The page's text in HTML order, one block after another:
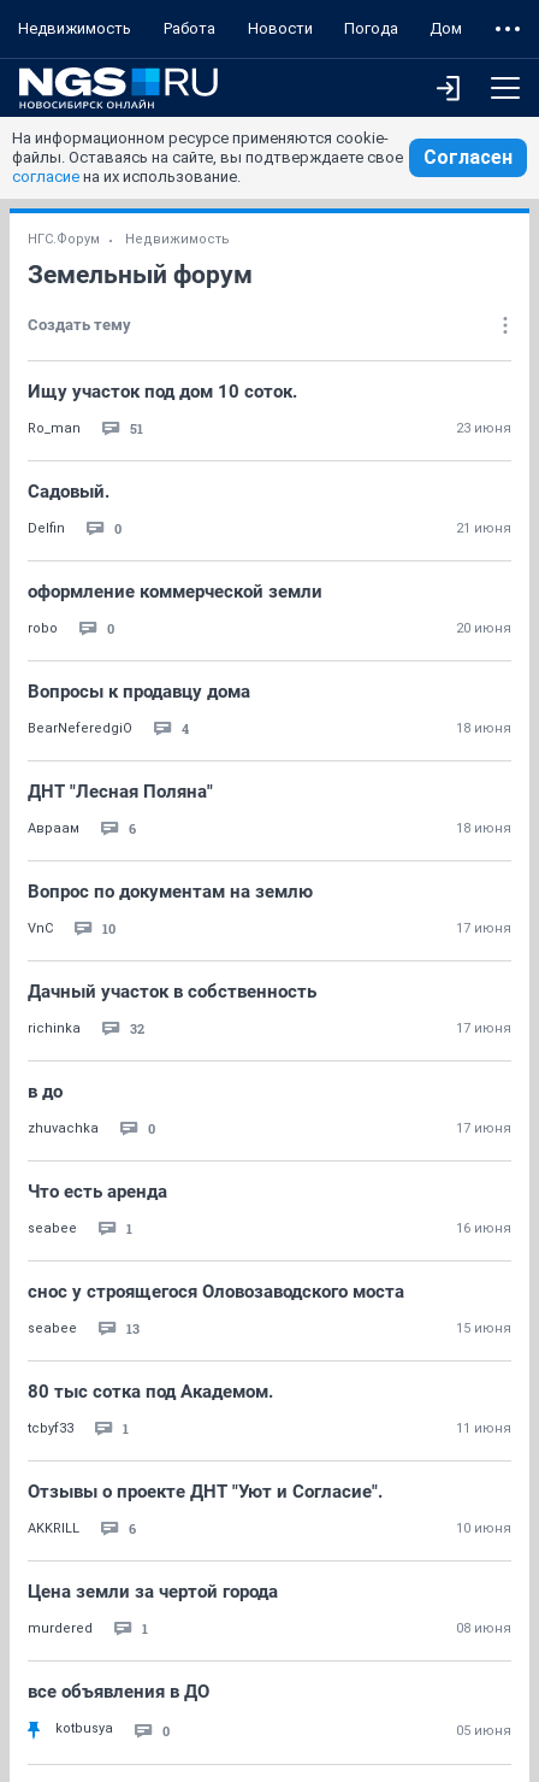
Недвижимость Работа Новости Погода Дом
На информационном ресурсе применяются cookie-
файлы. Оставаясь на сайте, вы подтверждаете свое
согласие на их использование.
Согласен
НГС.Форум Недвижимость
Земельный форум
Создать тему
Ищу участок под дом 10 соток.
Ro_man 51 23 июня
Садовый.
Delfin 0 21 июня
оформление коммерческой земли
robo 0 20 июня
Вопросы к продавцу дома
BearNeferedgiO 4 18 июня
ДНТ "Лесная Поляна"
Авраам 6 18 июня
Вопрос по документам на землю
VnC 10 17 июня
Дачный участок в собственность
richinka 32 17 июня
в до
zhuvachka 0 17 июня
Что есть аренда
seabee 1 16 июня
снос у строящегося Оловозаводского моста
seabee 13 15 июня
80 тыс сотка под Академом.
tcbyf33 1 11 июня
Отзывы о проекте ДНТ "Уют и Согласие".
AKKRILL 6 10 июня
Цена земли за чертой города
murdered 1 08 июня
все объявления в ДО
kotbusya 0 05 июня